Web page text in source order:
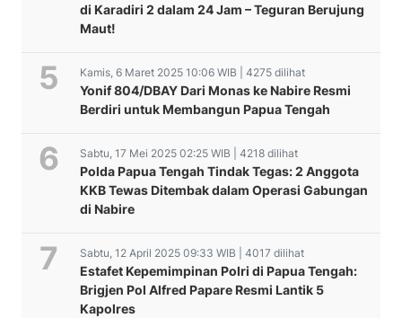
di Karadiri 2 dalam 24 Jam – Teguran Berujung
Maut!
Kamis, 6 Maret 2025 10:06 WIB | 4275 dilihat
Yonif 804/DBAY Dari Monas ke Nabire Resmi
Berdiri untuk Membangun Papua Tengah
Sabtu, 17 Mei 2025 02:25 WIB | 4218 dilihat
Polda Papua Tengah Tindak Tegas: 2 Anggota
KKB Tewas Ditembak dalam Operasi Gabungan
di Nabire
Sabtu, 12 April 2025 09:33 WIB | 4017 dilihat
Estafet Kepemimpinan Polri di Papua Tengah:
Brigjen Pol Alfred Papare Resmi Lantik 5
Kapolres